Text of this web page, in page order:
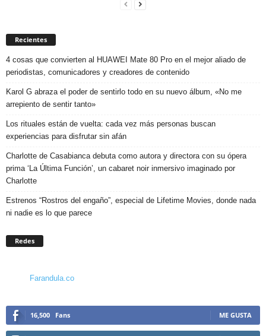
Recientes
4 cosas que convierten al HUAWEI Mate 80 Pro en el mejor aliado de
periodistas, comunicadores y creadores de contenido
Karol G abraza el poder de sentirlo todo en su nuevo álbum, «No me
arrepiento de sentir tanto»
Los rituales están de vuelta: cada vez más personas buscan
experiencias para disfrutar sin afán
Charlotte de Casabianca debuta como autora y directora con su ópera
prima ‘La Última Función’, un cabaret noir inmersivo imaginado por
Charlotte
Estrenos “Rostros del engaño”, especial de Lifetime Movies, donde nada
ni nadie es lo que parece
Redes
Farandula.co
16,500 Fans ME GUSTA